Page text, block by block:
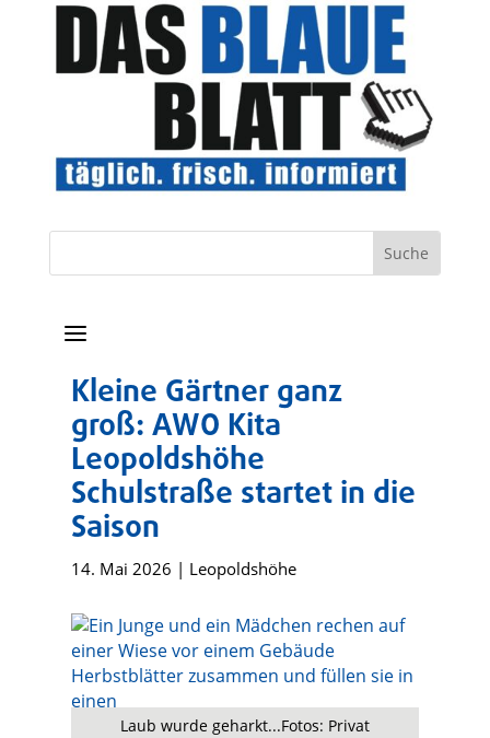
a
Kleine Gärtner ganz
groß: AWO Kita
Leopoldshöhe
Schulstraße startet in die
Saison
14. Mai 2026 | Leopoldshöhe
Laub wurde geharkt...Fotos: Privat